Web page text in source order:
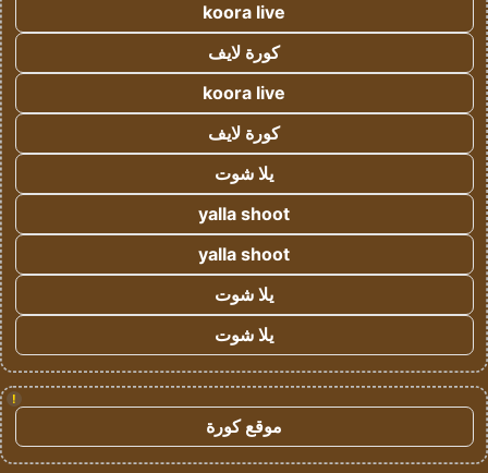
koora live
كورة لايف
koora live
كورة لايف
يلا شوت
yalla shoot
yalla shoot
يلا شوت
يلا شوت
!
موقع كورة